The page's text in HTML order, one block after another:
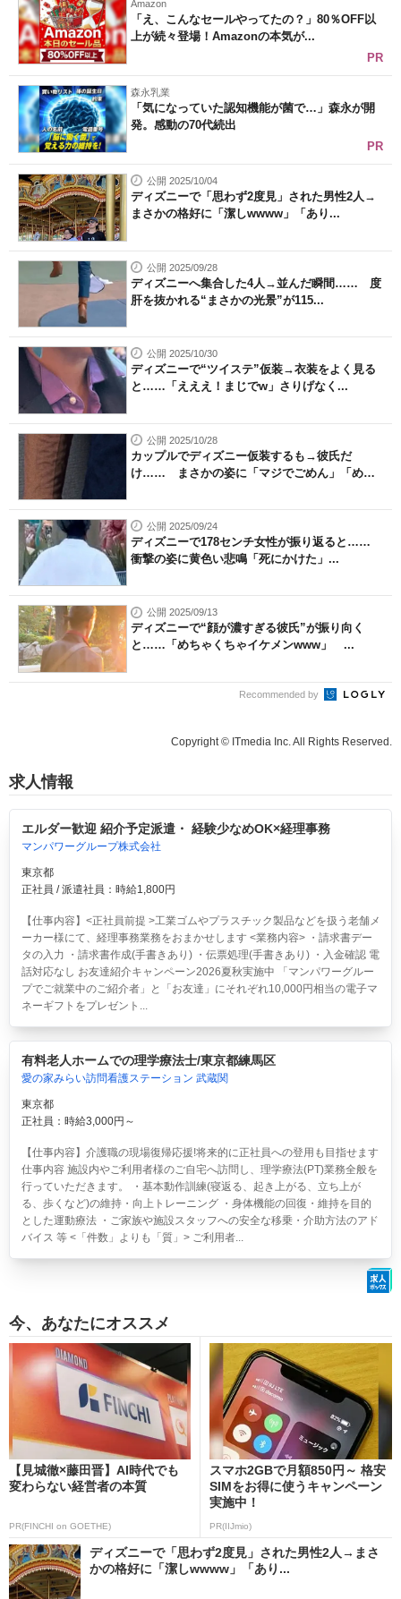
Amazon
「え、こんなセールやってたの？」80％OFF以
上が続々登場！Amazonの本気が...
PR
森永乳業
「気になっていた認知機能が菌で…」森永が開
発。感動の70代続出
PR
公開 2025/10/04
ディズニーで「思わず2度見」された男性2人→
まさかの格好に「潔しwwww」「あり...
公開 2025/09/28
ディズニーへ集合した4人→並んだ瞬間…… 度
肝を抜かれる“まさかの光景”が115...
公開 2025/10/30
ディズニーで“ツイステ”仮装→衣装をよく見る
と……「えええ！まじでw」さりげなく...
公開 2025/10/28
カップルでディズニー仮装するも→彼氏だ
け…… まさかの姿に「マジでごめん」「め
公開 2025/09/24
ディズニーで178センチ女性が振り返ると……
衝撃の姿に黄色い悲鳴「死にかけた」...
公開 2025/09/13
ディズニーで“顔が濃すぎる彼氏”が振り向く
と……「めちゃくちゃイケメンwww」 ...
Recommended by
Copyright © ITmedia Inc. All Rights Reserved.
求人情報
エルダー歓迎 紹介予定派遣・ 経験少なめOK×経理事務
マンパワーグループ株式会社
東京都
正社員 / 派遣社員：時給1,800円
【仕事内容】<正社員前提 >工業ゴムやプラスチック製品などを扱う老舗メ
ーカー様にて、経理事務業務をおまかせします <業務内容> ・請求書デー
タの入力 ・請求書作成(手書きあり) ・伝票処理(手書きあり) ・入金確認 電
話対応なし お友達紹介キャンペーン2026夏秋実施中 「マンパワーグルー
プでご就業中のご紹介者」と「お友達」にそれぞれ10,000円相当の電子マ
ネーギフトをプレゼント...
有料老人ホームでの理学療法士/東京都練馬区
愛の家みらい訪問看護ステーション 武蔵関
東京都
正社員：時給3,000円～
【仕事内容】介護職の現場復帰応援!将来的に正社員への登用も目指せます
仕事内容 施設内やご利用者様のご自宅へ訪問し、理学療法(PT)業務全般を
行っていただきます。 ・基本動作訓練(寝返る、起き上がる、立ち上が
る、歩くなど)の維持・向上トレーニング ・身体機能の回復・維持を目的
とした運動療法 ・ご家族や施設スタッフへの安全な移乗・介助方法のアド
バイス 等 <「件数」よりも「質」> ご利用者...
今、あなたにオススメ
【見城徹×藤田晋】AI時代でも
変わらない経営者の本質
PR(FINCHI on GOETHE)
スマホ2GBで月額850円～ 格安
SIMをお得に使うキャンペーン
実施中！
PR(IIJmio)
ディズニーで「思わず2度見」された男性2人→まさ
かの格好に「潔しwwww」「あり...